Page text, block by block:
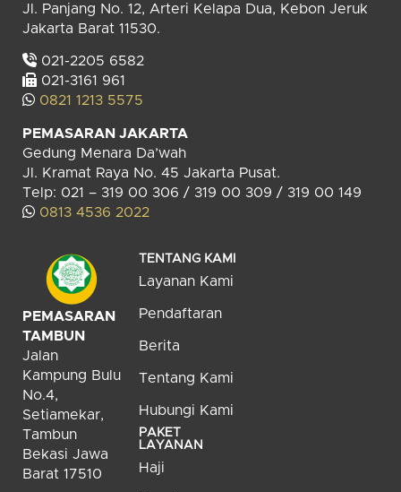
Jl. Panjang No. 12, Arteri Kelapa Dua, Kebon Jeruk
Jakarta Barat 11530.
021-2205 6582
021-3161 961
0821 1213 5575
PEMASARAN JAKARTA
Gedung Menara Da’wah
Jl. Kramat Raya No. 45 Jakarta Pusat.
Telp: 021 – 319 00 306 / 319 00 309 / 319 00 149
0813 4536 2022
PEMASARAN
TAMBUN
Jalan
Kampung Bulu
No.4,
Setiamekar,
Tambun
Bekasi Jawa
Barat 17510
TENTANG KAMI
Layanan Kami
Pendaftaran
Berita
Tentang Kami
Hubungi Kami
PAKET
LAYANAN
Haji